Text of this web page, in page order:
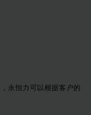
永恒力可以根据客户的